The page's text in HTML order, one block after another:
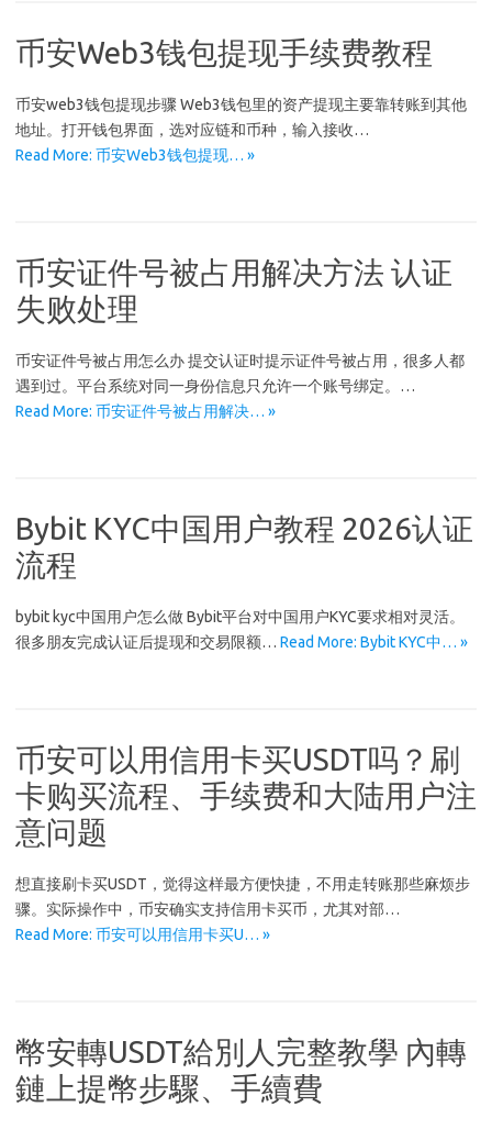
币安Web3钱包提现手续费教程
币安web3钱包提现步骤 Web3钱包里的资产提现主要靠转账到其他
地址。打开钱包界面，选对应链和币种，输入接收…
Read More: 币安Web3钱包提现… »
币安证件号被占用解决方法 认证
失败处理
币安证件号被占用怎么办 提交认证时提示证件号被占用，很多人都
遇到过。平台系统对同一身份信息只允许一个账号绑定。…
Read More: 币安证件号被占用解决… »
Bybit KYC中国用户教程 2026认证
流程
bybit kyc中国用户怎么做 Bybit平台对中国用户KYC要求相对灵活。
很多朋友完成认证后提现和交易限额… Read More: Bybit KYC中… »
币安可以用信用卡买USDT吗？刷
卡购买流程、手续费和大陆用户注
意问题
想直接刷卡买USDT，觉得这样最方便快捷，不用走转账那些麻烦步
骤。实际操作中，币安确实支持信用卡买币，尤其对部…
Read More: 币安可以用信用卡买U… »
幣安轉USDT給別人完整教學 內轉
鏈上提幣步驟、手續費